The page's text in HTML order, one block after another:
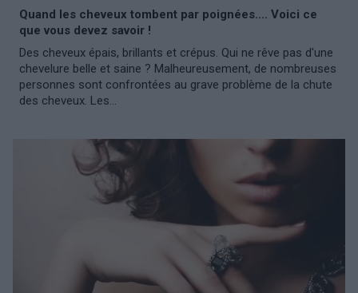
Quand les cheveux tombent par poignées.... Voici ce
que vous devez savoir !
Des cheveux épais, brillants et crépus. Qui ne rêve pas d'une
chevelure belle et saine ? Malheureusement, de nombreuses
personnes sont confrontées au grave problème de la chute
des cheveux. Les...